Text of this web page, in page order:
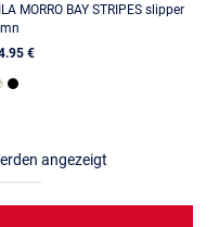
MORRO BAY STRIPES slipper
€
angezeigt